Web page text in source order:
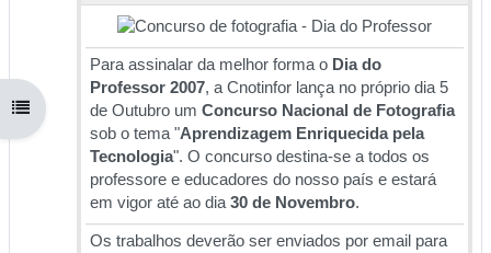
Abrir índice da disciplina
Para assinalar da melhor forma o Dia do
Professor 2007, a Cnotinfor lança no próprio dia 5
de Outubro um Concurso Nacional de Fotografia
sob o tema "Aprendizagem Enriquecida pela
Tecnologia". O concurso destina-se a todos os
professore e educadores do nosso país e estará
em vigor até ao dia 30 de Novembro.
Os trabalhos deverão ser enviados por email para